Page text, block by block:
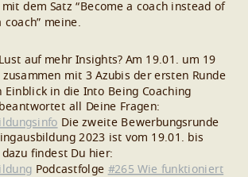
dem Satz “Become a coach instead of
meine.
Lust auf mehr Insights? Am 19.01. um 19
mit 3 Azubis der ersten Runde
Einblick in die Into Being Coaching
all Deine Fragen:
Die zweite Bewerbungsrunde
2023 ist vom 19.01. bis
findest Du hier:
Podcastfolge #265 Wie funktioniert